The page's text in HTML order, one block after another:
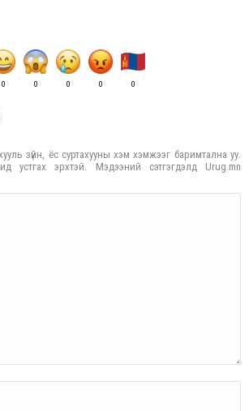
0 0 0 0 0
зүйн, ёс суртахууны хэм хэмжээг баримтална уу.
устгах эрхтэй. Мэдээний сэтгэгдэлд Urug.mn